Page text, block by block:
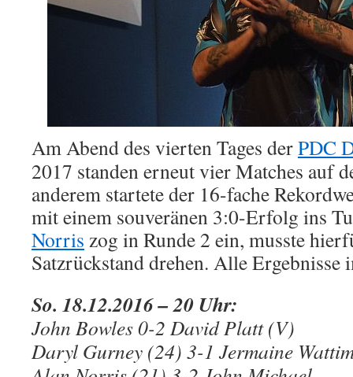
Am Abend des vierten Tages derPDC
2017 standen erneut vier Matches auf
anderem startete der 16-fache
mit einem souveränen 3:0-Erfolg ins
Norris zog in Runde 2 ein, musste
Satzrückstand drehen. Alle
So. 18.12.2016 – 20 Uhr:
John Bowles 0-2 David Platt (V)
Daryl Gurney (24) 3-1 Jermaine